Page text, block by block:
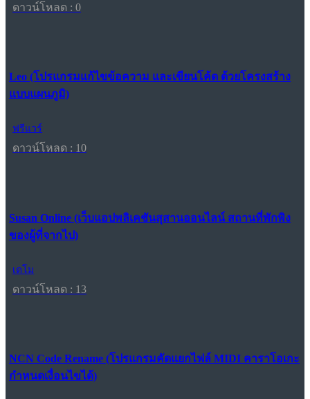
ดาวน์โหลด : 0
Leo (โปรแกรมแก้ไขข้อความ และเขียนโค้ด ด้วยโครงสร้าง
แบบแผนภูมิ)
ฟรีแวร์
ดาวน์โหลด : 10
Susan Online (เว็บแอปพลิเคชันสุสานออนไลน์ สถานที่พักพิง
ของผู้ที่จากไป)
เดโม
ดาวน์โหลด : 13
NCN Code Rename (โปรแกรมคัดแยกไฟล์ MIDI คาราโอเกะ
กำหนดเงื่อนไขได้)